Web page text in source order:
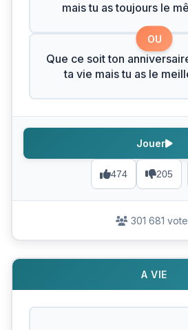
mais tu as toujours le
OU
Que ce soit ton
ta vie mais tu as le
474 205
Jouer
301 681
A VIE